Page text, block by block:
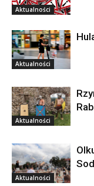
Aktualności
Aktualności
Aktualności
Aktualności